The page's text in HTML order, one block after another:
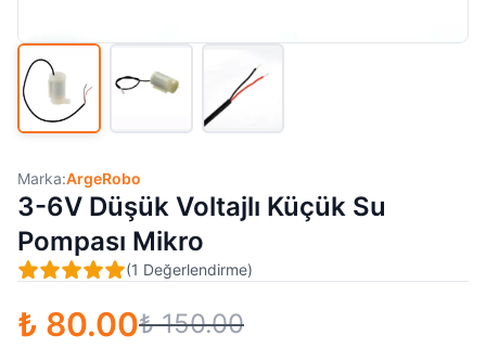
Marka:ArgeRobo
3-6V Düşük Voltajlı Küçük Su
Pompası Mikro
(1 Değerlendirme)
₺ 80.00₺ 150.00